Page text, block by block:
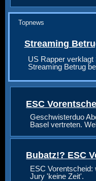
Topnews
Streaming
US Rapper
Streaming Betrug
ESC
Geschwisterduo
Basel vertreten.
Bubatz!? ESC
ESC
Jury 'keine Zeit'.